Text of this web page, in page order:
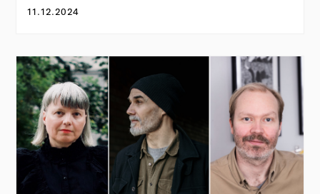
11.12.2024